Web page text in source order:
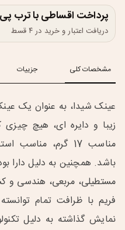
پرداخت اقساطی با ترب پی
دریافت اعتبار و خرید در ۴ قسط
مشخصات کلی جزییات
عینک شیدا، به عنوان یک
زیبا و دایره ای، هیچ چیزی
مناسب 17 گرم،
باشد. همچنین به دلیل دارا
مستطیلی، مربعی، هندسی و
فریم با ظرافت تمام
نمایش گذاشته به دلیل